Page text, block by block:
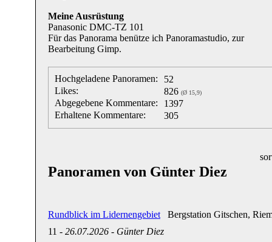
Meine Ausrüstung
Panasonic DMC-TZ 101
Für das Panorama benütze ich Panoramastudio, zur
Bearbeitung Gimp.
Hochgeladene Panoramen:
52
Likes:
826 (Ø 15,9)
Abgegebene Kommentare:
1397
Erhaltene Kommentare:
305
Panoramen von Günter Diez
Rundblick im Lidernengebiet Bergstation Gitschen,
11 - 26.07.2026 - Günter Diez